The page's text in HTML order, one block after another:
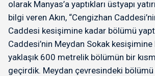
olarak Manyas’a yaptıkları üstyapı
bilgi veren Akın, “Cengizhan
Caddesi kesişimine kadar bölümü
Caddesi’nin Meydan Sokak
yaklaşık 600 metrelik bölümün bir
geçirdik. Meydan çevresindeki bölümü